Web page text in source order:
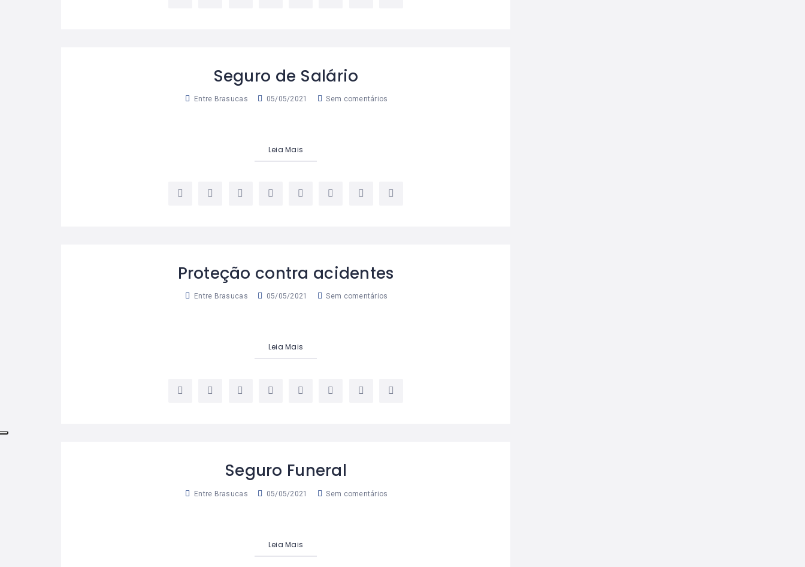
Seguro de Salário
Entre Brasucas 05/05/2021 Sem comentários
Leia Mais
Proteção contra acidentes
Entre Brasucas 05/05/2021 Sem comentários
Leia Mais
Seguro Funeral
Entre Brasucas 05/05/2021 Sem comentários
Leia Mais